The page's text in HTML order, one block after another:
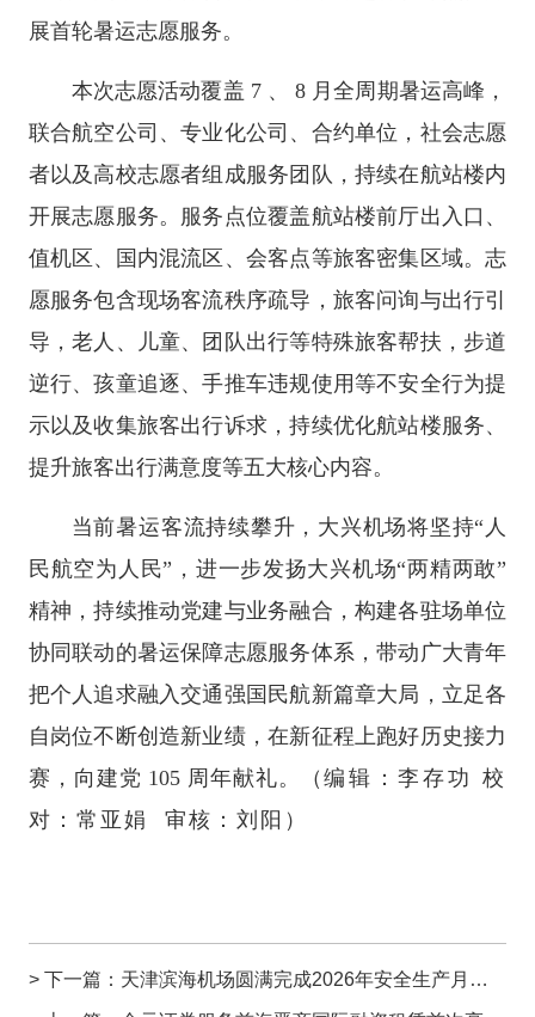
展首轮暑运志愿服务。
本次志愿活动覆盖 7 、 8 月全周期暑运高峰，
联合航空公司、专业化公司、合约单位，社会志愿
者以及高校志愿者组成服务团队，持续在航站楼内
开展志愿服务。服务点位覆盖航站楼前厅出入口、
值机区、国内混流区、会客点等旅客密集区域。志
愿服务包含现场客流秩序疏导，旅客问询与出行引
导，老人、儿童、团队出行等特殊旅客帮扶，步道
逆行、孩童追逐、手推车违规使用等不安全行为提
示以及收集旅客出行诉求，持续优化航站楼服务、
提升旅客出行满意度等五大核心内容。
当前暑运客流持续攀升，大兴机场将坚持“人
民航空为人民”，进一步发扬大兴机场“两精两敢”
精神，持续推动党建与业务融合，构建各驻场单位
协同联动的暑运保障志愿服务体系，带动广大青年
把个人追求融入交通强国民航新篇章大局，立足各
自岗位不断创造新业绩，在新征程上跑好历史接力
赛，向建党 105 周年献礼。
（ 编辑：李存功 校
对：常亚娟 审核：刘阳）
> 下一篇： 天津滨海机场圆满完成2026年安全生产月系列活动